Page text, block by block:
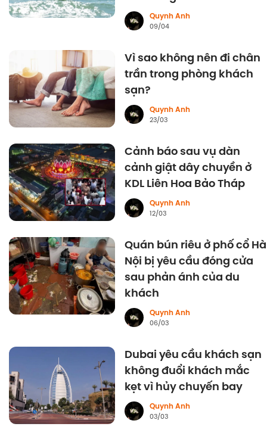
Quynh Anh
09/04
Vì sao không nên đi chân
trần trong phòng khách
sạn?
Quynh Anh
23/03
Cảnh báo sau vụ dàn
cảnh giật dây chuyền ở
KDL Liên Hoa Bảo Tháp
Quynh Anh
12/03
Quán bún riêu ở phố cổ Hà
Nội bị yêu cầu đóng cửa
sau phản ánh của du
khách
Quynh Anh
06/03
Dubai yêu cầu khách sạn
không đuổi khách mắc
kẹt vì hủy chuyến bay
Quynh Anh
03/03